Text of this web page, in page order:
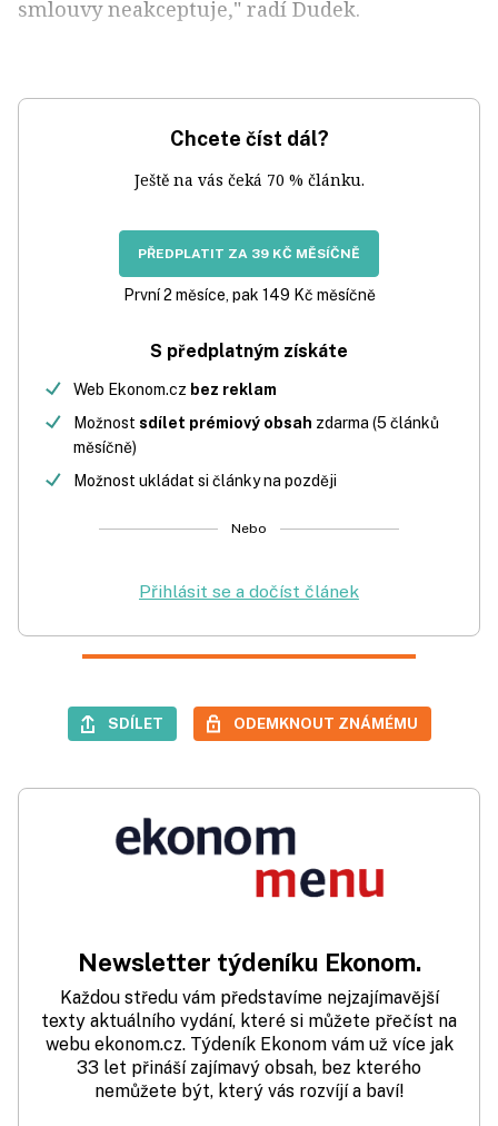
smlouvy neakceptuje," radí Dudek.
Chcete číst dál?
Ještě na vás čeká 70 % článku.
PŘEDPLATIT ZA 39 KČ MĚSÍČNĚ
První 2 měsíce, pak 149 Kč měsíčně
S předplatným získáte
Web Ekonom.cz bez reklam
Možnost sdílet prémiový obsah zdarma (5 článků
měsíčně)
Možnost ukládat si články na později
Nebo
Přihlásit se a dočíst článek
SDÍLET ODEMKNOUT ZNÁMÉMU
Newsletter týdeníku Ekonom.
Každou středu vám představíme nejzajímavější
texty aktuálního vydání, které si můžete přečíst na
webu ekonom.cz. Týdeník Ekonom vám už více jak
33 let přináší zajímavý obsah, bez kterého
nemůžete být, který vás rozvíjí a baví!